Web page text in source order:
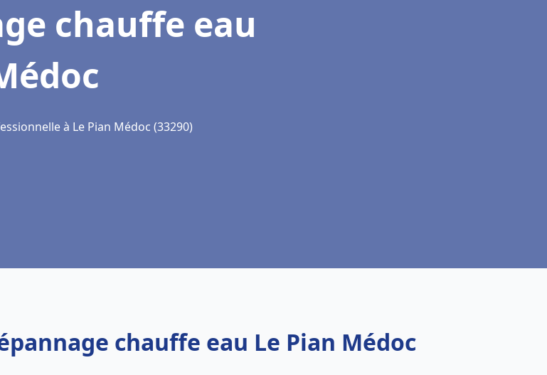
chauffe eau
à Le Pian Médoc (33290)
chauffe eau Le Pian Médoc